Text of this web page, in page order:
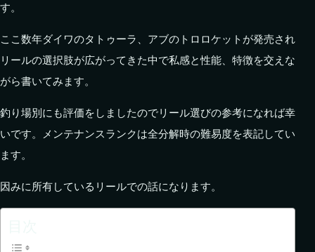
す。
ここ数年ダイワのタトゥーラ、アブのトロロケットが発売され
リールの選択肢が広がってきた中で私感と性能、特徴を交えな
がら書いてみます。
釣り場別にも評価をしましたのでリール選びの参考になれば幸
いです。メンテナンスランクは全分解時の難易度を表記してい
ます。
因みに所有しているリールでの話になります。